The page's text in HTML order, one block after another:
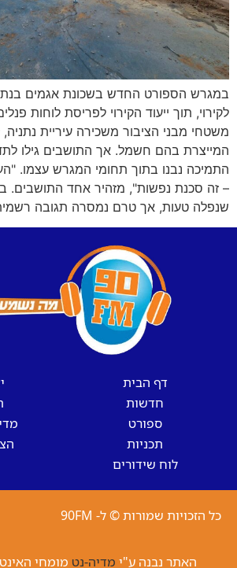
במגרש הספורט החדש בשכונת אגמים
לקירוי, תוך ייעוד הקירוי לפריסת לוחות
משטחי מבני הציבור משכירה עיריית
המייצרת בהם חשמל. אך התושבים גילו
התמיכה נבנו בתוך תחומי המגרש עצמו.
– זה סכנת נפשות", מזהיר אחד התושבים.
שנפלה טעות, אך טרם נמסרה תגובה
דף הבית
חדשות
ספורט
תכניות
לוח שידורים
כל הזכויות שמורות © ל- 90FM
האתר נבנה ע"י מדיה-נט מומחי